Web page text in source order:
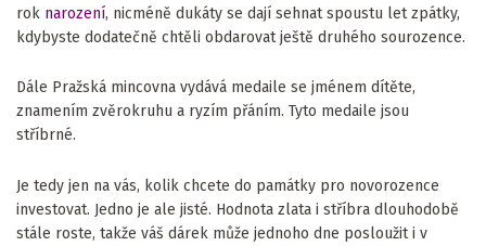
rok narození, nicméně dukáty se dají sehnat spoustu let zpátky,
kdybyste dodatečně chtěli obdarovat ještě druhého sourozence.
Dále Pražská mincovna vydává medaile se jménem dítěte,
znamením zvěrokruhu a ryzím přáním. Tyto medaile jsou
stříbrné.
Je tedy jen na vás, kolik chcete do památky pro novorozence
investovat. Jedno je ale jisté. Hodnota zlata i stříbra dlouhodobě
stále roste, takže váš dárek může jednoho dne posloužit i v